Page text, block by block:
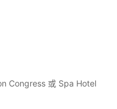
Congress 或 Spa Hotel